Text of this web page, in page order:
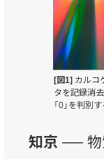
[図1] カルコ
タを記録消
「0」を判別す
知京 ──